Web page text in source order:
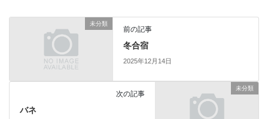
未分類
前の記事
冬合宿
2025年12月14日
未分類
次の記事
バネ